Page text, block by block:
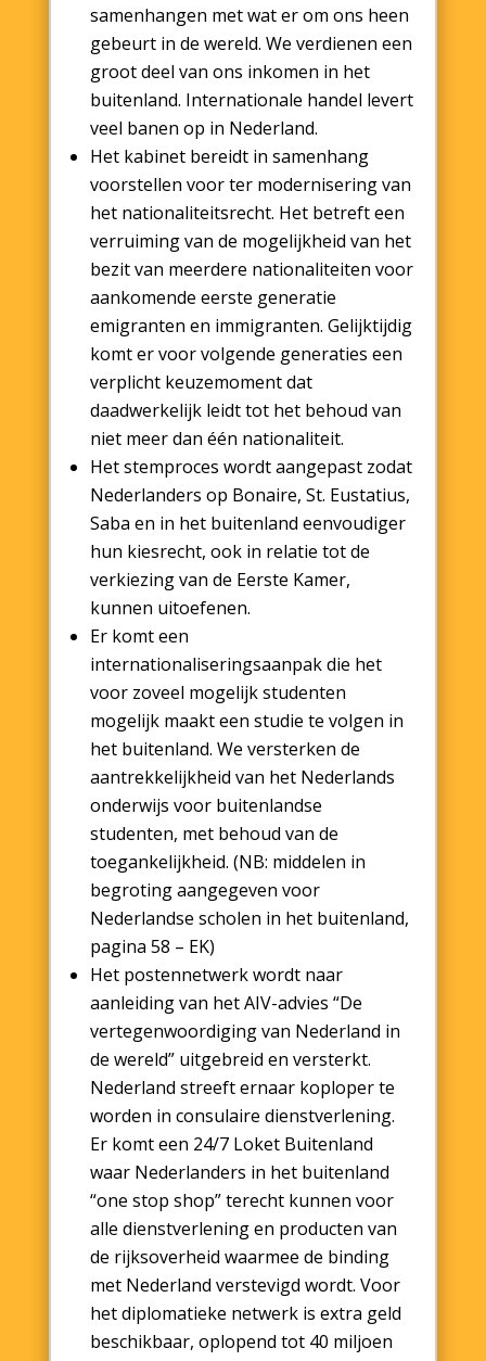
samenhangen met wat er om ons heen
gebeurt in de wereld. We verdienen een
groot deel van ons inkomen in het
buitenland. Internationale handel levert
veel banen op in Nederland.
Het kabinet bereidt in samenhang
voorstellen voor ter modernisering van
het nationaliteitsrecht. Het betreft een
verruiming van de mogelijkheid van het
bezit van meerdere nationaliteiten voor
aankomende eerste generatie
emigranten en immigranten. Gelijktijdig
komt er voor volgende generaties een
verplicht keuzemoment dat
daadwerkelijk leidt tot het behoud van
niet meer dan één nationaliteit.
Het stemproces wordt aangepast zodat
Nederlanders op Bonaire, St. Eustatius,
Saba en in het buitenland eenvoudiger
hun kiesrecht, ook in relatie tot de
verkiezing van de Eerste Kamer,
kunnen uitoefenen.
Er komt een
internationaliseringsaanpak die het
voor zoveel mogelijk studenten
mogelijk maakt een studie te volgen in
het buitenland. We versterken de
aantrekkelijkheid van het Nederlands
onderwijs voor buitenlandse
studenten, met behoud van de
toegankelijkheid. (NB: middelen in
begroting aangegeven voor
Nederlandse scholen in het buitenland,
pagina 58 – EK)
Het postennetwerk wordt naar
aanleiding van het AIV-advies “De
vertegenwoordiging van Nederland in
de wereld” uitgebreid en versterkt.
Nederland streeft ernaar koploper te
worden in consulaire dienstverlening.
Er komt een 24/7 Loket Buitenland
waar Nederlanders in het buitenland
“one stop shop” terecht kunnen voor
alle dienstverlening en producten van
de rijksoverheid waarmee de binding
met Nederland verstevigd wordt. Voor
het diplomatieke netwerk is extra geld
beschikbaar, oplopend tot 40 miljoen